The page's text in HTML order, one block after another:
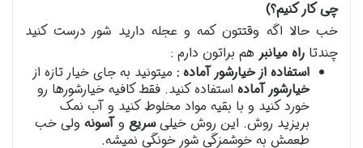
چی کار کنیم؟)
خب حالا اگه وقتتون کمه و عجله دارید شور درست کنید
چندتا راه میانبر هم براتون دارم :
استفاده از خیارشور آماده : میتونید به جای خیار تازه از
خیارشور آماده استفاده کنید. فقط کافیه خیارشورها رو
خورد کنید و با بقیه مواد مخلوط کنید و آب نمک
بریزید روش. این روش خیلیسریع وآسونه ولی خب
طعمش به خوشمزگی شور خونگی نمیشه.